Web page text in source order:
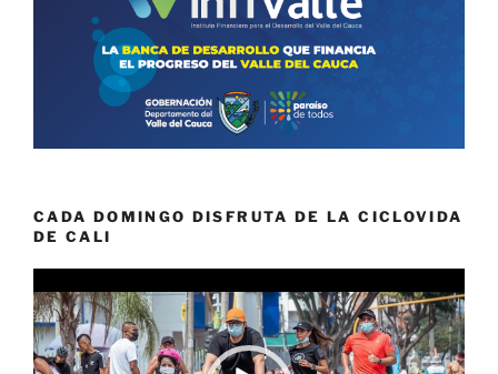
CADA DOMINGO DISFRUTA DE LA CICLOVIDA
DE CALI
de
vídeo